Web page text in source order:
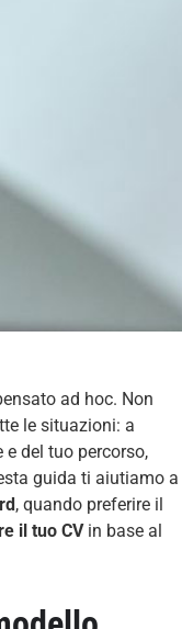
ad hoc. Non
le situazioni: a
del tuo percorso,
guida ti aiutiamo a
, quando preferire il
il tuo CVin base al